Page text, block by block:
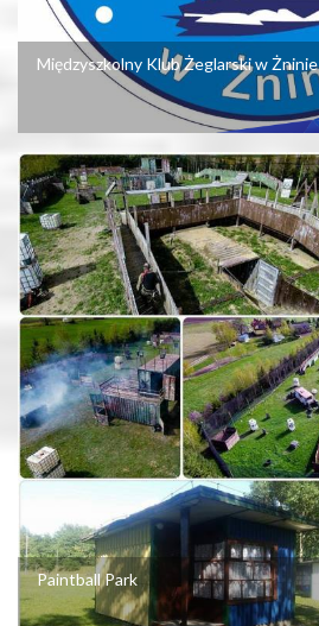
Międzyszkolny Klub Żeglarski w Żninie
Paintball Park